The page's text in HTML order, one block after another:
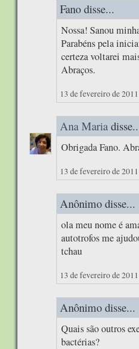
Fano disse...
Nossa! Sanou
Parabéns pela
certeza voltarei
Abraços.
13 de fevereiro de
Ana Maria
Obrigada Fano.
13 de fevereiro de
Anônimo disse...
ola meu nome é
autotrofos me
tchau
13 de fevereiro de
Anônimo disse...
Quais são outros
bactérias?